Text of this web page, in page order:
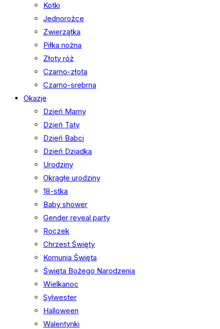
Kotki
Jednorożce
Zwierzątka
Piłka nożna
Złoty róż
Czarno-złota
Czarno-srebrna
Okazje
Dzień Mamy
Dzień Taty
Dzień Babci
Dzień Dziadka
Urodziny
Okrągłe urodziny
18-stka
Baby shower
Gender reveal party
Roczek
Chrzest Święty
Komunia Święta
Święta Bożego Narodzenia
Wielkanoc
Sylwester
Halloween
Walentynki